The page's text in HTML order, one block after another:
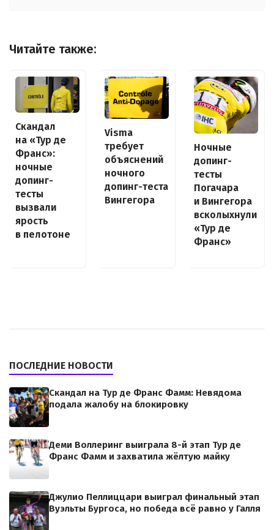
Читайте также:
Скандал
на «Тур де
Франс»:
ночные
допинг-
тесты
вызвали
ярость
в пелотоне
Visma
требует
объяснений
ночного
допинг-теста
Вингегора
Ночные
допинг-
тесты
Погачара
и Вингегора
всколыхнули
«Тур де
Франс»
ПОСЛЕДНИЕ НОВОСТИ
Скандал на Тур де Франс Фамм: Невядома
подала жалобу на блокировку
Деми Воллеринг выиграла 8-й этап Тур де
Франс Фамм и захватила жёлтую майку
Джулио Пеллиццари выиграл финальный этап
Вуэльты Бургоса, но победа всё равно у Галля